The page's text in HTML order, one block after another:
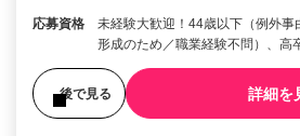
応募資格
未経験大歓迎！44歳以下（例外事
形成のため／職業経験不問）、高
後で見る 詳細を